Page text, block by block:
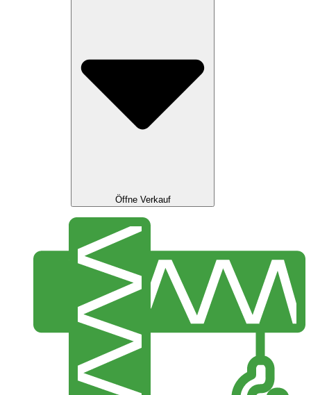
Öffne Verkauf